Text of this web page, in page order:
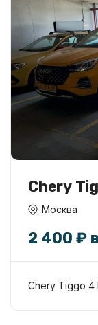
Chery
Москва
2 400 ₽
Chery Tiggo 4